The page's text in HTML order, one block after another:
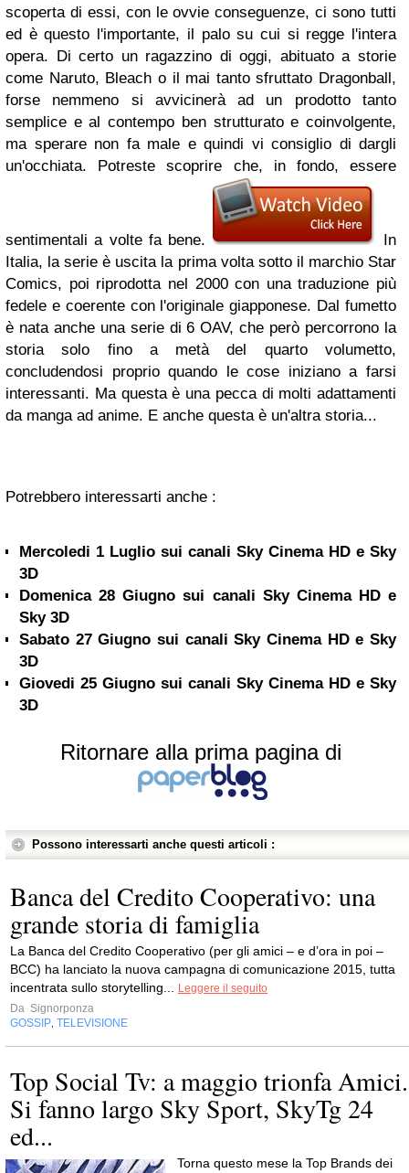
scoperta di essi, con le ovvie conseguenze, ci sono tutti
ed è questo l'importante, il palo su cui si regge l'intera
opera. Di certo un ragazzino di oggi, abituato a storie
come Naruto, Bleach o il mai tanto sfruttato Dragonball,
forse nemmeno si avvicinerà ad un prodotto tanto
semplice e al contempo ben strutturato e coinvolgente,
ma sperare non fa male e quindi vi consiglio di dargli
un'occhiata. Potreste scoprire che, in fondo, essere
sentimentali a volte fa bene.
In
Italia, la serie è uscita la prima volta sotto il marchio Star
Comics, poi riprodotta nel 2000 con una traduzione più
fedele e coerente con l'originale giapponese. Dal fumetto
è nata anche una serie di 6 OAV, che però percorrono la
storia solo fino a metà del quarto volumetto,
concludendosi proprio quando le cose iniziano a farsi
interessanti. Ma questa è una pecca di molti adattamenti
da manga ad anime. E anche questa è un'altra storia...
Potrebbero interessarti anche :
Mercoledi 1 Luglio sui canali Sky Cinema HD e Sky
3D
Domenica 28 Giugno sui canali Sky Cinema HD e
Sky 3D
Sabato 27 Giugno sui canali Sky Cinema HD e Sky
3D
Giovedi 25 Giugno sui canali Sky Cinema HD e Sky
3D
Ritornare alla prima pagina di
Possono interessarti anche questi articoli :
Banca del Credito Cooperativo: una
grande storia di famiglia
La Banca del Credito Cooperativo (per gli amici – e d’ora in poi –
BCC) ha lanciato la nuova campagna di comunicazione 2015, tutta
incentrata sullo storytelling...
Leggere il seguito
Da Signorponza
GOSSIP TELEVISIONE
Top Social Tv: a maggio trionfa Amici.
Si fanno largo Sky Sport, SkyTg 24
ed...
Torna questo mese la Top Brands dei